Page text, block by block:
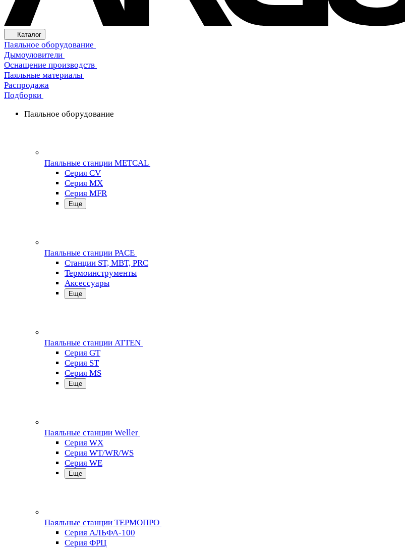
Каталог
Паяльное оборудование
Дымоуловители
Оснащение производств
Паяльные материалы
Распродажа
Подборки
Паяльное оборудование
Паяльные станции METCAL
Серия CV
Серия MX
Серия MFR
Еще
Паяльные станции PACE
Станции ST, MBT, PRC
Термоинструменты
Аксессуары
Еще
Паяльные станции ATTEN
Серия GT
Серия ST
Серия MS
Еще
Паяльные станции Weller
Серия WX
Серия WT/WR/WS
Серия WE
Еще
Паяльные станции ТЕРМОПРО
Серия АЛЬФА-100
Серия ФРЦ